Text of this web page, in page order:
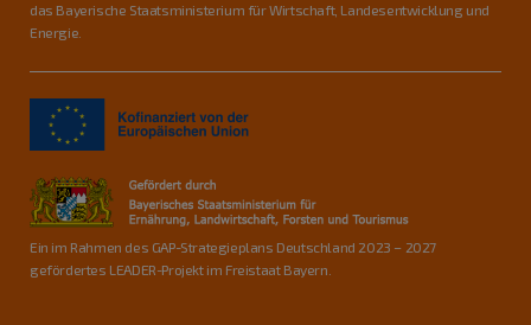
das Bayerische Staatsministerium für Wirtschaft, Landesentwicklung und
Energie.
Ein im Rahmen des GAP-Strategieplans Deutschland 2023 – 2027
gefördertes LEADER-Projekt im Freistaat Bayern.